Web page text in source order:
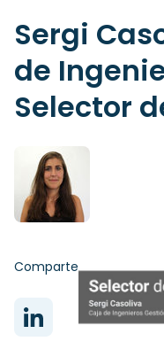
Sergi
de
Selector
Comparte